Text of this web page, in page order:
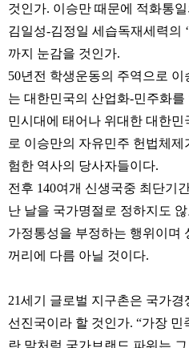
것인가. 이승만 때문에 적화통
김일성-김정일 세습독재세력의
까지 눈감을 것인가.
50년전 학생운동의 주역으로 이
는 대한민국의 산업화-민주화
민시대에 태어나 위대한 대한
로 이승만의 자유민주 헌법체제
험한 역사의 당사자들이다.
전후 140여개 신생국중 최단기
난 날을 국가명절로 정하지도
가정통성을 부정하는 행위이며
꺼리에 다름 아닐 것이다.
21세기 글로벌 지구촌은 국가
선진국이라 할 것인가. “가장 민
란 말처럼 국가브랜드 파워는